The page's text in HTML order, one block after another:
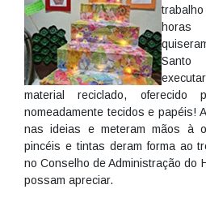
horas
Santo
material reciclado, oferecido
nomeadamente tecidos e papéis!
nas ideias e meteram mãos à
pincéis e tintas deram forma ao
no Conselho de Administração do
possam apreciar.